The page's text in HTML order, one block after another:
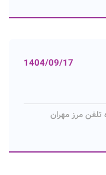
1404/09/17
تلفن مرز مهران